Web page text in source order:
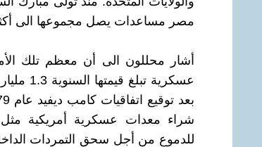
مصر مساعدات يصل مجموعها الى أكثر من 60
أشار محللون الى أن معظم تلك
عسكرية
شراء معدات عسكرية أمريكية مثل
للدموع من أجل سحق التمردات